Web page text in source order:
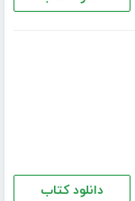
دانلود کتاب